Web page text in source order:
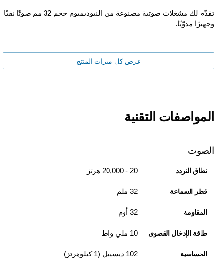
تقدّم لك مشغلات صوتية مصنوعة من النيوديميوم حجم 32 مم صوتًا نقيًا
وجهيرًا مدوّيًا.
عرض كل ميزات المنتج
المواصفات التقنية
الصوت
نطاق التردد 20 - 20,000 هرتز
قطر السماعة 32 ملم
المقاومة 32 أوم
طاقة الإدخال القصوى 10 ملي واط
الحساسية 102 ديسيبل (1 كيلوهرتز)